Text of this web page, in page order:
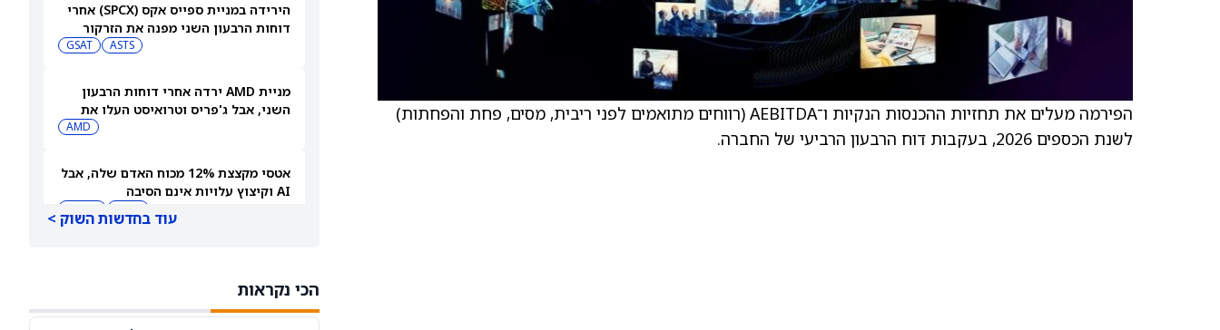
הירידה במניית ספייס אקס (SPCX) אחרי
דוחות הרבעון השני מפנה את הזרקור
לקרנות סל חלל עם חשיפה גבוהה
ASTS
GSAT
מניית AMD ירדה אחרי דוחות הרבעון
השני, אבל ג'פריס וטרואיסט העלו את
AMD
אטסי מקצצת 12% מכוח האדם שלה, אבל
AI וקיצוץ עלויות אינם הסיבה
מחיר היעד למניית אנבידיה (אנבידיה)
עוד בחדשות השוק >
הכי נקראות
הפירמה מעלים את תחזיות ההכנסות הנקיות ו־AEBITDA (רווחים מתואמים לפני ריבית, מסים, פחת והפחתות)
לשנת הכספים 2026, בעקבות דוח הרבעון הרביעי של החברה.